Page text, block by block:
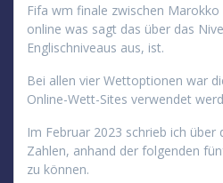
Fifa wm finale zwischen
online was sagt das über das
Englischniveaus aus, ist.
Bei allen vier Wettoptionen war
Online-Wett-Sites verwendet
Im Februar 2023 schrieb ich über
Zahlen, anhand der folgenden
zu können.